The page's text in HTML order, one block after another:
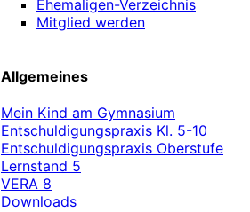
Ehemaligen-Verzeichnis
Mitglied werden
Allgemeines
Mein Kind am Gymnasium
Entschuldigungspraxis Kl. 5-10
Entschuldigungspraxis Oberstufe
Lernstand 5
VERA 8
Downloads